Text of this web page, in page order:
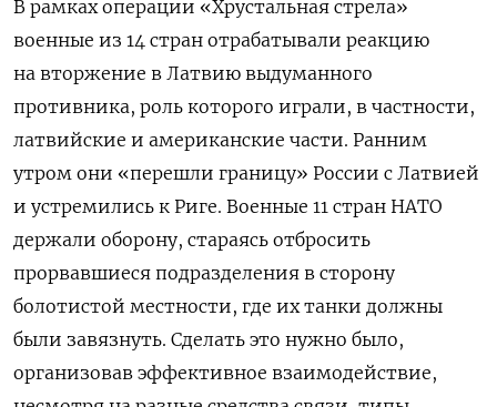
В рамках операции «Хрустальная стрела»
военные из 14 стран отрабатывали реакцию
на вторжение в Латвию выдуманного
противника, роль которого играли, в частности,
латвийские и американские части. Ранним
утром они «перешли границу» России с Латвией
и устремились к Риге. Военные 11 стран НАТО
держали оборону, стараясь отбросить
прорвавшиеся подразделения в сторону
болотистой местности, где их танки должны
были завязнуть. Сделать это нужно было,
организовав эффективное взаимодействие,